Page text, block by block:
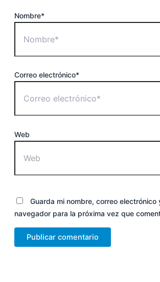
Nombre*
Correo electrónico*
Web
Guarda mi nombre, correo
navegador para la próxima vez que